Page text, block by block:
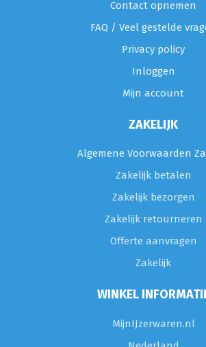
Contact opnemen
FAQ / Veel gestelde
Privacy policy
Inloggen
Mijn account
ZAKELIJK
Algemene Voorwaarden
Zakelijk betalen
Zakelijk bezorgen
Zakelijk retourneren
Offerte aanvragen
Zakelijk
WINKEL
MijnIJzerwaren.nl